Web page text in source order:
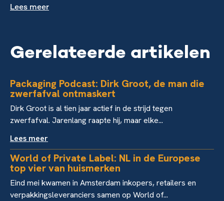
Lees meer
Gerelateerde artikelen
Packaging Podcast: Dirk Groot, de man die
zwerfafval ontmaskert
Dirk Groot is al tien jaar actief in de strijd tegen
zwerfafval. Jarenlang raapte hij, maar elke...
Lees meer
World of Private Label: NL in de Europese
top vier van huismerken
Eind mei kwamen in Amsterdam inkopers, retailers en
verpakkingsleveranciers samen op World of...